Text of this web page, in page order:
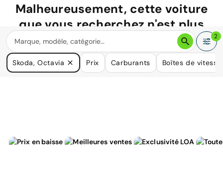
Malheureusement, cette voiture
que vous recherchez n'est plus
disponible.
Nous avons de nombreuses voitures qui pourraient répondre
à vos besoins.
2
Skoda, Octavia Prix Carburants Boîtes de vitesse